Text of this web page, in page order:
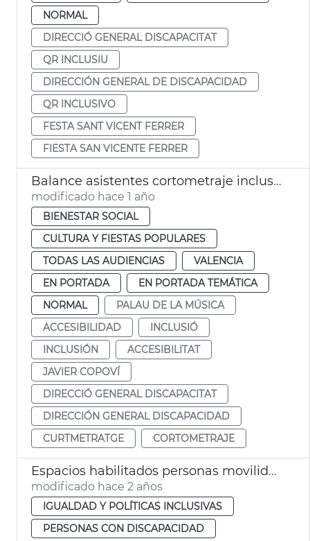
NORMAL
DIRECCIÓ GENERAL DISCAPACITAT
QR INCLUSIU
DIRECCIÓN GENERAL DE DISCAPACIDAD
QR INCLUSIVO
FESTA SANT VICENT FERRER
FIESTA SAN VICENTE FERRER
Balance asistentes cortometraje inclusivo en el Palau
modificado hace 1 año
BIENESTAR SOCIAL
CULTURA Y FIESTAS POPULARES
TODAS LAS AUDIENCIAS
VALENCIA
EN PORTADA
EN PORTADA TEMÁTICA
NORMAL
PALAU DE LA MÚSICA
ACCESIBILIDAD
INCLUSIÓ
INCLUSIÓN
ACCESIBILITAT
JAVIER COPOVÍ
DIRECCIÓ GENERAL DISCAPACITAT
DIRECCIÓN GENERAL DISCAPACIDAD
CURTMETRATGE
CORTOMETRAJE
Espacios habilitados personas movilidad reducida
modificado hace 2 años
IGUALDAD Y POLÍTICAS INCLUSIVAS
PERSONAS CON DISCAPACIDAD